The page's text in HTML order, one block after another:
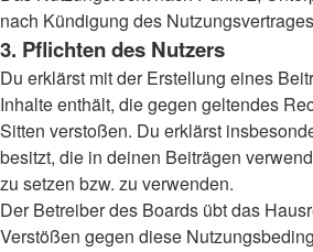
nach Kündigung des
3. Pflichten des Nutzers
Du erklärst mit der Erstellung eines
Inhalte enthält, die gegen geltendes
Sitten verstoßen. Du erklärst
besitzt, die in deinen Beiträgen
zu setzen bzw. zu verwenden.
Der Betreiber des Boards übt das
Verstößen gegen diese